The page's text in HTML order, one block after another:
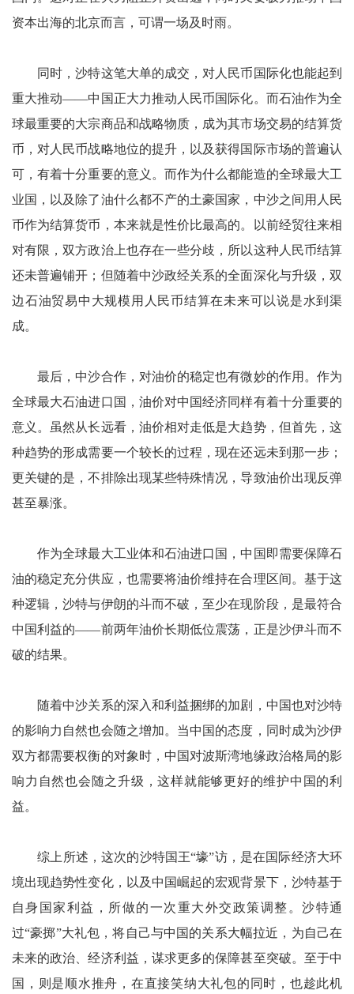
资本出海的北京而言，可谓一场及时雨。
同时，沙特这笔大单的成交，对人民币国际化也能起到
重大推动——中国正大力推动人民币国际化。而石油作为全
球最重要的大宗商品和战略物质，成为其市场交易的结算货
币，对人民币战略地位的提升，以及获得国际市场的普遍认
可，有着十分重要的意义。而作为什么都能造的全球最大工
业国，以及除了油什么都不产的土豪国家，中沙之间用人民
币作为结算货币，本来就是性价比最高的。以前经贸往来相
对有限，双方政治上也存在一些分歧，所以这种人民币结算
还未普遍铺开；但随着中沙政经关系的全面深化与升级，双
边石油贸易中大规模用人民币结算在未来可以说是水到渠
成。
最后，中沙合作，对油价的稳定也有微妙的作用。作为
全球最大石油进口国，油价对中国经济同样有着十分重要的
意义。虽然从长远看，油价相对走低是大趋势，但首先，这
种趋势的形成需要一个较长的过程，现在还远未到那一步；
更关键的是，不排除出现某些特殊情况，导致油价出现反弹
甚至暴涨。
作为全球最大工业体和石油进口国，中国即需要保障石
油的稳定充分供应，也需要将油价维持在合理区间。基于这
种逻辑，沙特与伊朗的斗而不破，至少在现阶段，是最符合
中国利益的——前两年油价长期低位震荡，正是沙伊斗而不
破的结果。
随着中沙关系的深入和利益捆绑的加剧，中国也对沙特
的影响力自然也会随之增加。当中国的态度，同时成为沙伊
双方都需要权衡的对象时，中国对波斯湾地缘政治格局的影
响力自然也会随之升级，这样就能够更好的维护中国的利
益。
综上所述，这次的沙特国王“壕”访，是在国际经济大环
境出现趋势性变化，以及中国崛起的宏观背景下，沙特基于
自身国家利益，所做的一次重大外交政策调整。沙特通
过“豪掷”大礼包，将自己与中国的关系大幅拉近，为自己在
未来的政治、经济利益，谋求更多的保障甚至突破。至于中
国，则是顺水推舟，在直接笑纳大礼包的同时，也趁此机